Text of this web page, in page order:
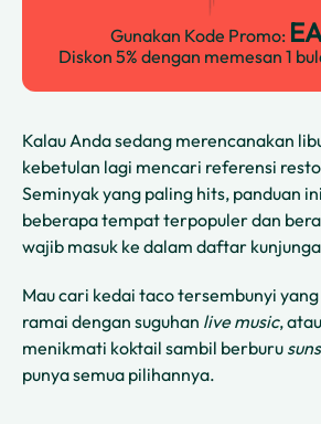
Gunakan Kode Promo:
Diskon 5% dengan memesan 1
Kalau Anda sedang merencanakan
kebetulan lagi mencari referensi
Seminyak yang paling hits, panduan
beberapa tempat terpopuler dan
wajib masuk ke dalam daftar
Mau cari kedai taco tersembunyi
ramai dengan suguhan live music, atau
menikmati koktail sambil berburu
punya semua pilihannya.